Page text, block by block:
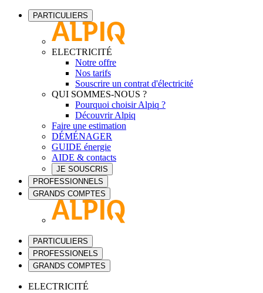
PARTICULIERS
ELECTRICITÉ
Notre offre
Nos tarifs
Souscrire un contrat d'électricité
QUI SOMMES-NOUS ?
Pourquoi choisir Alpiq ?
Découvrir Alpiq
Faire une estimation
DÉMÉNAGER
GUIDE énergie
AIDE & contacts
JE SOUSCRIS
PROFESSIONNELS
GRANDS COMPTES
PARTICULIERS
PROFESSIONELS
GRANDS COMPTES
ELECTRICITÉ